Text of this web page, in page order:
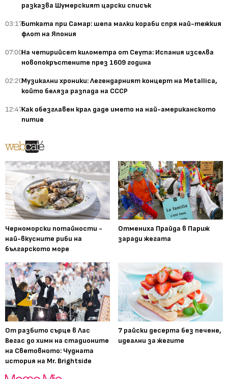
разказва Шумерският царски списък
03:17Битката при Самар: шепа малки кораби спря най-тежкия
флот на Япония
07:00На четирийсет километра от Сеута: Испания изселва
новопокръстените през 1609 година
02:20Музикални хроники: Легендарният концерт на Metallica,
който беляза разпада на СССР
12:47Как обезглавен крал даде името на най-американското
питие
Черноморски потайности -
най-вкусните риби на
българското море
Отмениха Прайда в Париж
заради жегата
От разбито сърце в Лас
Вегас до химн на стадионите
на Световното: Чудната
история на Mr. Brightside
7 райски десерта без печене,
идеални за жегите